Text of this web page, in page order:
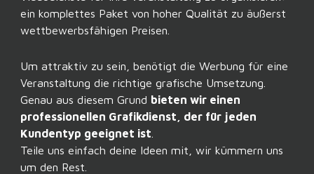
ein komplettes Paket von hoher Qualität zu äußerst
wettbewerbsfähigen Preisen.
Um attraktiv zu sein, benötigt die Werbung für eine
Veranstaltung die richtige grafische Umsetzung.
Genau aus diesem Grund bieten wir einen
professionellen Grafikdienst, der für jeden
Kundentyp geeignet ist
Teile uns einfach deine Ideen mit, wir kümmern uns
um den Rest.